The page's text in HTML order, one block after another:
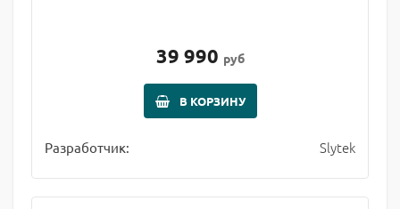
39 990 руб
В КОРЗИНУ
Разработчик: Slytek